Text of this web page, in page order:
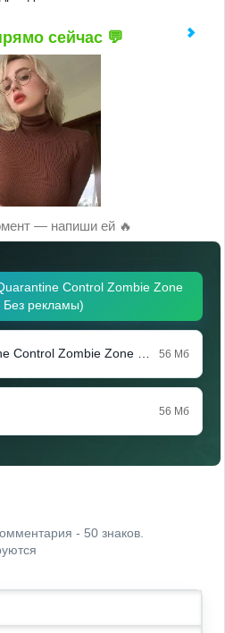
сейчас 💬
— напиши ей 🔥
Control Zombie Zone
рекламы)
Скачать Quarantine Control Zombie Zone (Мод, Без рекламы) 56 Мб
56 Мб
- 50 знаков.